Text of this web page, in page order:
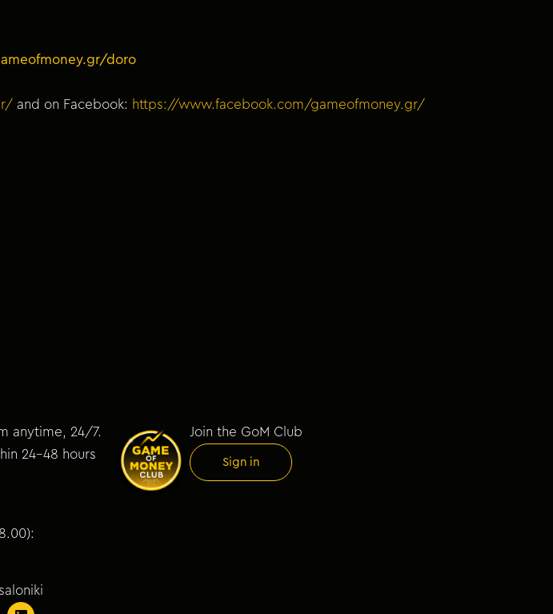
doro
and on Facebook: https://www.facebook.com/gameofmoney.gr/
anytime, 24/7.
24–48 hours
Join the GoM Club
Sign in